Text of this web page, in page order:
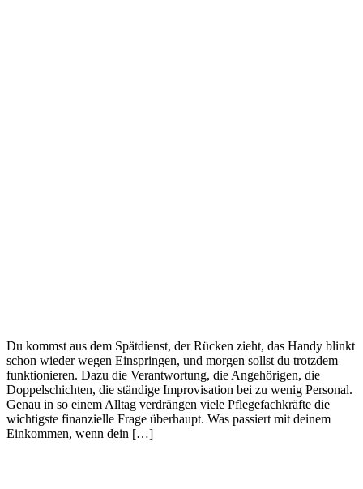
Du kommst aus dem Spätdienst, der Rücken zieht, das Handy blinkt
schon wieder wegen Einspringen, und morgen sollst du trotzdem
funktionieren. Dazu die Verantwortung, die Angehörigen, die
Doppelschichten, die ständige Improvisation bei zu wenig Personal.
Genau in so einem Alltag verdrängen viele Pflegefachkräfte die
wichtigste finanzielle Frage überhaupt. Was passiert mit deinem
Einkommen, wenn dein […]